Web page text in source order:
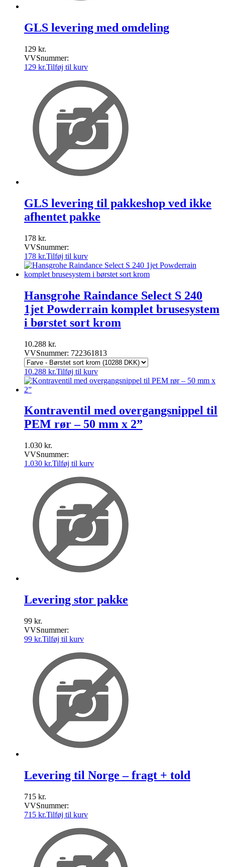
GLS levering med omdeling
129 kr.
VVSnummer:
129 kr.Tilføj til kurv
GLS levering til pakkeshop ved ikke
afhentet pakke
178 kr.
VVSnummer:
178 kr.Tilføj til kurv
Hansgrohe Raindance Select S 240
1jet Powderrain komplet brusesystem
i børstet sort krom
10.288 kr.
VVSnummer: 722361813
10.288 kr.Tilføj til kurv
Kontraventil med overgangsnippel til
PEM rør – 50 mm x 2”
1.030 kr.
VVSnummer:
1.030 kr.Tilføj til kurv
Levering stor pakke
99 kr.
VVSnummer:
99 kr.Tilføj til kurv
Levering til Norge – fragt + told
715 kr.
VVSnummer:
715 kr.Tilføj til kurv